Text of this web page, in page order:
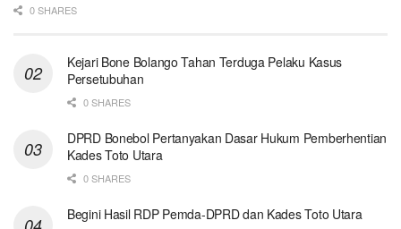
0 SHARES
Kejari Bone Bolango Tahan Terduga Pelaku Kasus
Persetubuhan
0 SHARES
DPRD Bonebol Pertanyakan Dasar Hukum Pemberhentian
Kades Toto Utara
0 SHARES
Begini Hasil RDP Pemda-DPRD dan Kades Toto Utara